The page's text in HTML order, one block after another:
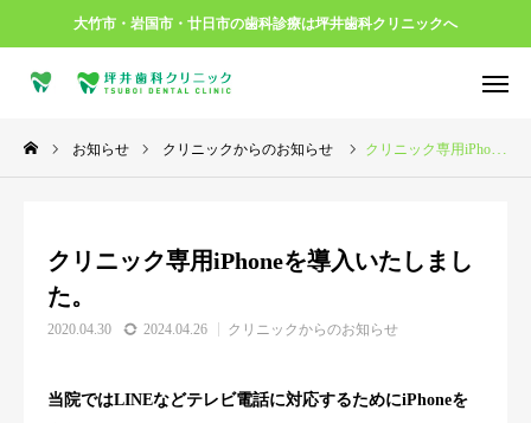
大竹市・岩国市・廿日市の歯科診療は坪井歯科クリニックへ
お知らせ クリニックからのお知らせ クリニック専用iPhoneを導入いたしました。
クリニック専用iPhoneを導入いたしまし
た。
2020.04.30 2024.04.26 クリニックからのお知らせ
当院ではLINEなどテレビ電話に対応するためにiPhoneを
 ご予約  ご相談
はじめての方へ
当院について
クリニックからのお知らせ